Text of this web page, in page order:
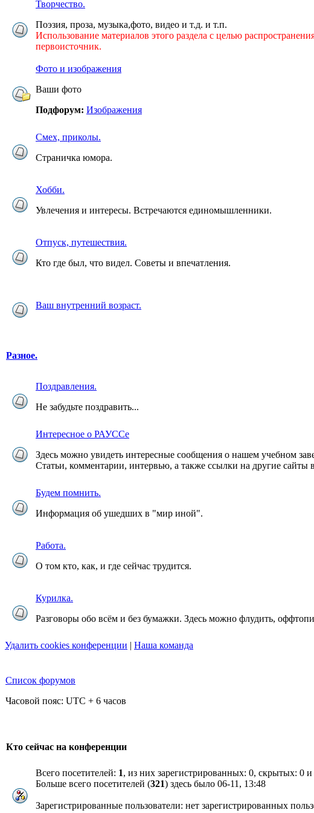
Творчество.
Поэзия, проза, музыка,фото, видео и т.д. и т.п.
Использование материалов этого раздела с целью
первоисточник.
Фото и изображения
Ваши фото
Подфорум: Изображения
Смех, приколы.
Страничка юмора.
Хобби.
Увлечения и интересы. Встречаются единомышленники.
Отпуск, путешествия.
Кто где был, что видел. Советы и впечатления.
Ваш внутренний возраст.
Разное.
Поздравления.
Не забудьте поздравить...
Интересное о РАУССе
Здесь можно увидеть интересные сообщения о нашем учебном
Статьи, комментарии, интервью, а также ссылки на другие сайты
Будем помнить.
Информация об ушедших в "мир иной".
Работа.
О том кто, как, и где сейчас трудится.
Курилка.
Разговоры обо всём и без бумажки. Здесь можно флудить,
Удалить cookies конференции | Наша команда
Список форумов
Часовой пояс: UTC + 6 часов
Кто сейчас на конференции
Всего посетителей: 1, из них зарегистрированных: 0, скрытых: 0
Больше всего посетителей (321) здесь было 06-11, 13:48
Зарегистрированные пользователи: нет зарегистрированных